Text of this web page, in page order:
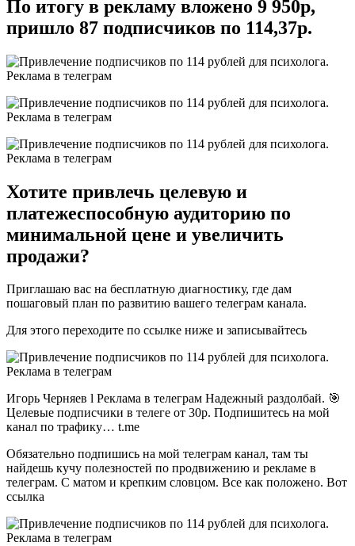
По итогу в рекламу вложено 9 950р,
пришло 87 подписчиков по 114,37р.
Хотите привлечь целевую и
платежеспособную аудиторию по
минимальной цене и увеличить
продажи?
Приглашаю вас на бесплатную диагностику, где дам
пошаговый план по развитию вашего телеграм канала.
Для этого переходите по ссылке ниже и записывайтесь
Игорь Черняев l Реклама в телеграм Надежный раздолбай. 🎯
Целевые подписчики в телеге от 30р. Подпишитесь на мой
канал по трафику… t.me
Обязательно подпишись на мой телеграм канал, там ты
найдешь кучу полезностей по продвижению и рекламе в
телеграм. С матом и крепким словцом. Все как положено. Вот
ссылка